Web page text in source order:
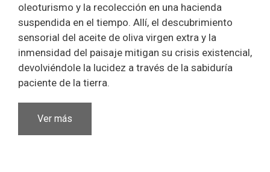
oleoturismo y la recolección en una hacienda
suspendida en el tiempo. Allí, el descubrimiento
sensorial del aceite de oliva virgen extra y la
inmensidad del paisaje mitigan su crisis existencial,
devolviéndole la lucidez a través de la sabiduría
paciente de la tierra.
Ver más